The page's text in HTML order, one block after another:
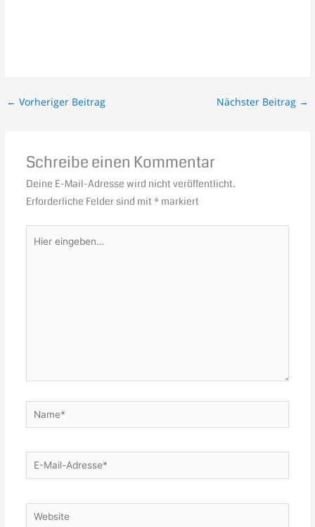
← Vorheriger Beitrag Nächster Beitrag →
Schreibe einen Kommentar
Deine E-Mail-Adresse wird nicht veröffentlicht.
Erforderliche Felder sind mit *markiert
eingeben…
Name*
E-
Mail-
Website